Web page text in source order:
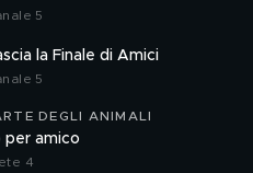
5
la Finale di Amici
5
DEGLI ANIMALI
per amico
4